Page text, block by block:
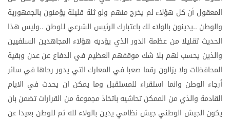
المعقول أن كل هؤلاء لم يخرجمنهم ولوثلة قليلة يؤمنون بالجمهورية
والوطن ..يدينون بالولاء لك باعتبارك الرئيس الشرعي للوطن ..وليس هذا
الحديث تقليلا من عظمة الدور الذي يؤديه هؤلاء المجاهدين السلفيين
والذين يحسب لهم بلا شك موقفهم العظيم في الدفاع عنعدن وبقية
المحافظات ولا يزالون رقما صعبا في المعارك التي يدور رحاها في سائر
أرجاء الوطن وانما استقراء للمستقبل وما يمكن ان يحدث في الايام
القادمة والذي من الممكنتحاشيه باتخاذمجموعة من القراراتتضمن بان
يكون الجيش الوطنيجيش نظامي يدين بالولاء لله ثم للوطن بعيداعن